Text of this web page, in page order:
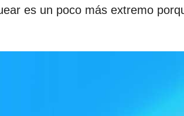
es un poco más extremo